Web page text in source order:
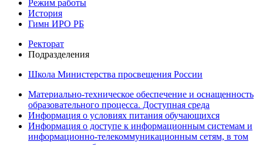
Режим работы
История
Гимн ИРО РБ
Ректорат
Подразделения
Школа Министерства просвещения России
Материально-техническое обеспечение и оснащенность
образовательного процесса. Доступная среда
Информация о условиях питания обучающихся
Информация о доступе к информационным системам и
информационно-телекоммуникационным сетям, в том